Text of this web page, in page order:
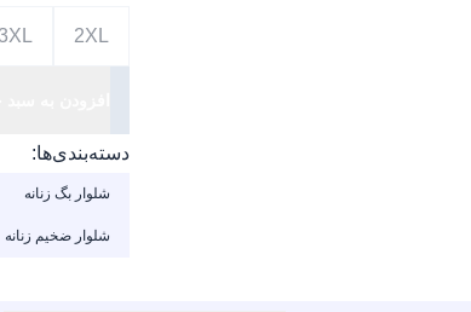
2XL
دسته‌بندی‌ها:
شلوار بگ زنانه
شلوار ضخیم زنانه